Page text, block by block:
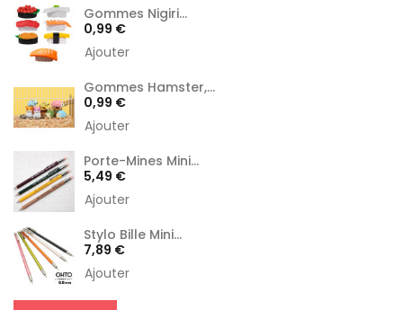
Gommes Nigiri...
Prix
0,99 €
Ajouter
Gommes Hamster,...
Prix
0,99 €
Ajouter
Porte-Mines Mini...
Prix
5,49 €
Ajouter
Stylo Bille Mini...
Prix
7,89 €
Ajouter